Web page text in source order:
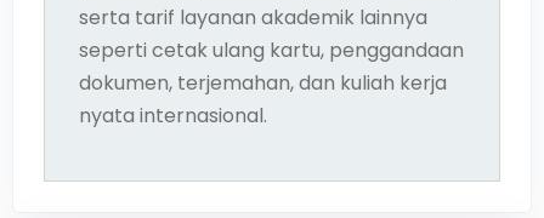
serta tarif layanan akademik lainnya
seperti cetak ulang kartu, penggandaan
dokumen, terjemahan, dan kuliah kerja
nyata internasional.